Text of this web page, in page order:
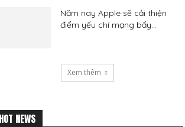
Năm nay Apple sẽ cải thiện
điểm yếu chí mạng bấy...
Xem thêm
HOT NEWS